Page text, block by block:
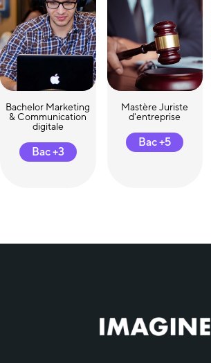
Bachelor Marketing
& Communication
digitale
Bac +3
Mastère Juriste
d'entreprise
Bac +5